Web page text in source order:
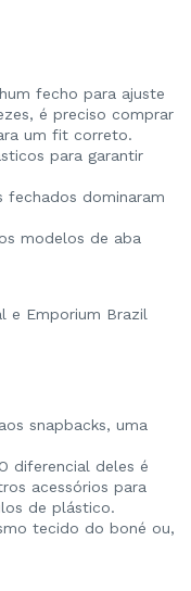
fecho para ajuste
é preciso comprar
um fit correto.
para garantir
fechados dominaram
modelos de aba
e Emporium Brazil
snapbacks, uma
diferencial deles é
acessórios para
de plástico.
tecido do boné ou,